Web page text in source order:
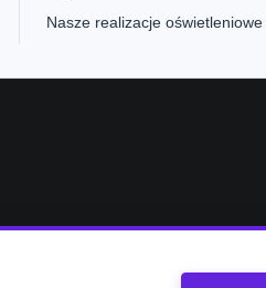
Nasze realizacje oświetleniowe